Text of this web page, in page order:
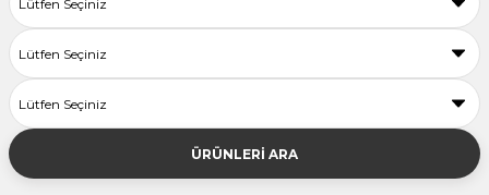
ÜRÜNLERİ ARA